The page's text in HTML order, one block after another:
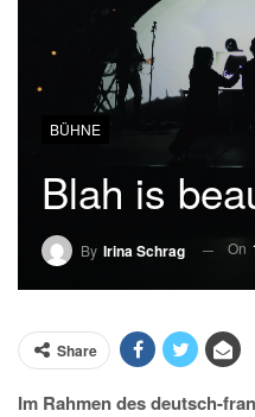
BÜHNE
Blah is
By Irina Schrag On
Share
Im Rahmen des deutsch-